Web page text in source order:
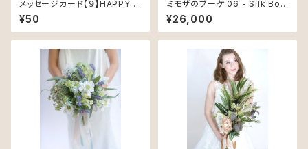
メッセージカード【９】HAPPY B
IRTH DAY ミニサイズ３ - Mes
sage Card -
¥50
ミモザのブーケ 06 - Silk Bou
quet -
¥26,000